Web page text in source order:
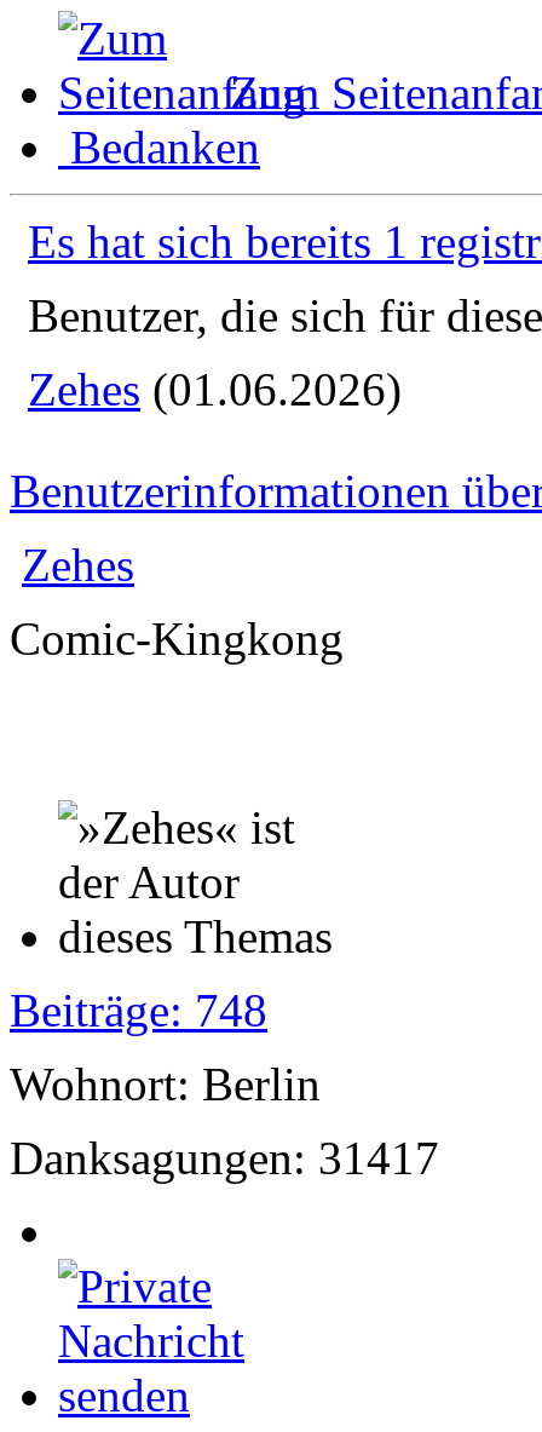
Zum
Bedanken
Es hat sich bereits 1
Benutzer, die sich für
Zehes (01.06.2026)
Benutzerinformationen
Zehes
Comic-Kingkong
Beiträge: 748
Wohnort: Berlin
Danksagungen: 31417